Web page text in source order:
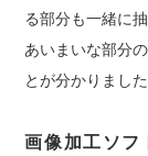
る部分も一緒に
あいまいな部分
とが分かりました
画像加工ソフ